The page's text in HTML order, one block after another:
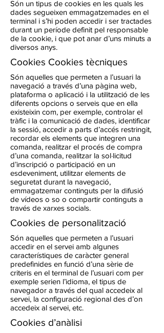
Són un tipus de cookies en les quals les
dades segueixen emmagatzemades en el
terminal i s’hi poden accedir i ser tractades
durant un període definit pel responsable
de la cookie, i que pot anar d’uns minuts a
diversos anys.
Cookies Cookies tècniques
Són aquelles que permeten a l’usuari la
navegació a través d’una pàgina web,
plataforma o aplicació i la utilització de les
diferents opcions o serveis que en ella
existeixin com, per exemple, controlar el
tràfic i la comunicació de dades, identificar
la sessió, accedir a parts d’accés restringit,
recordar els elements que integren una
comanda, realitzar el procés de compra
d’una comanda, realitzar la sol·licitud
d’inscripció o participació en un
esdeveniment, utilitzar elements de
seguretat durant la navegació,
emmagatzemar continguts per la difusió
de vídeos o so o compartir continguts a
través de xarxes socials.
Cookies de personalització
Són aquelles que permeten a l’usuari
accedir en el servei amb algunes
característiques de caràcter general
predefinides en funció d’una sèrie de
criteris en el terminal de l’usuari com per
exemple serien l’idioma, el tipus de
navegador a través del qual accedeix al
servei, la configuració regional des d’on
accedeix al servei, etc.
Cookies d’anàlisi